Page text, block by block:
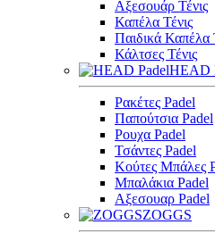
Αξεσουάρ Τένις
Καπέλα Τένις
Παιδικά Καπέλα
Κάλτσες Τένις
HEAD
Ρακέτες Padel
Παπούτσια Padel
Ρουχα Padel
Τσάντες Padel
Κούτες Μπάλες
Μπαλάκια Padel
Αξεσουαρ Padel
ZOGGS